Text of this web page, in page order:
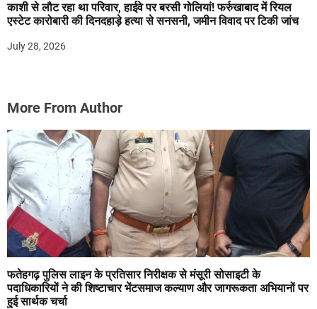
काशी से लौट रहा था परिवार, हाईवे पर बरसी गोलियां! फर्रुखाबाद में रियल
एस्टेट कारोबारी की दिनदहाड़े हत्या से सनसनी, जमीन विवाद पर टिकी जांच
July 28, 2026
More From Author
फतेहगढ़ पुलिस लाइन के प्रतिसार निरीक्षक से मंसूरी सोसाइटी के
पदाधिकारियों ने की शिष्टाचार भेंटसमाज कल्याण और जागरूकता अभियानों पर
हुई सार्थक चर्चा